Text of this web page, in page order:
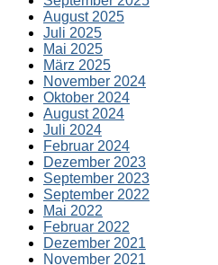
August 2025
Juli 2025
Mai 2025
März 2025
November 2024
Oktober 2024
August 2024
Juli 2024
Februar 2024
Dezember 2023
September 2023
September 2022
Mai 2022
Februar 2022
Dezember 2021
November 2021